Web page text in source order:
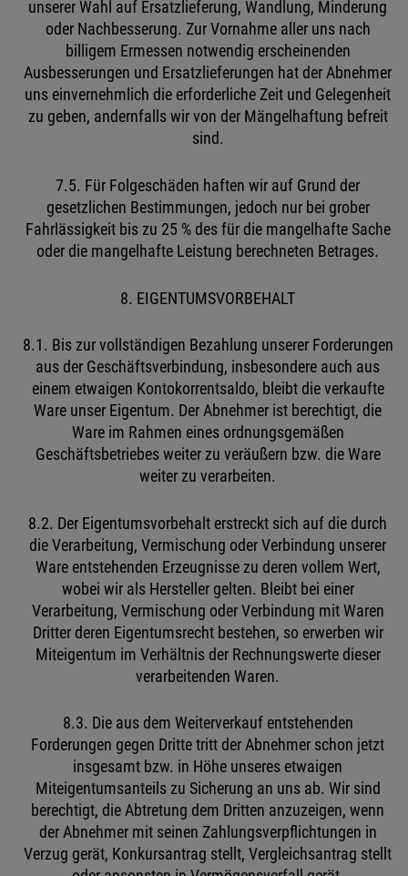
unserer Wahl auf Ersatzlieferung, Wandlung, Minderung
oder Nachbesserung. Zur Vornahme aller uns nach
billigem Ermessen notwendig erscheinenden
Ausbesserungen und Ersatzlieferungen hat der Abnehmer
uns einvernehmlich die erforderliche Zeit und Gelegenheit
zu geben, andernfalls wir von der Mängelhaftung befreit
sind.
7.5. Für Folgeschäden haften wir auf Grund der
gesetzlichen Bestimmungen, jedoch nur bei grober
Fahrlässigkeit bis zu 25 % des für die mangelhafte Sache
oder die mangelhafte Leistung berechneten Betrages.
8. EIGENTUMSVORBEHALT
8.1. Bis zur vollständigen Bezahlung unserer Forderungen
aus der Geschäftsverbindung, insbesondere auch aus
einem etwaigen Kontokorrentsaldo, bleibt die verkaufte
Ware unser Eigentum. Der Abnehmer ist berechtigt, die
Ware im Rahmen eines ordnungsgemäßen
Geschäftsbetriebes weiter zu veräußern bzw. die Ware
weiter zu verarbeiten.
8.2. Der Eigentumsvorbehalt erstreckt sich auf die durch
die Verarbeitung, Vermischung oder Verbindung unserer
Ware entstehenden Erzeugnisse zu deren vollem Wert,
wobei wir als Hersteller gelten. Bleibt bei einer
Verarbeitung, Vermischung oder Verbindung mit Waren
Dritter deren Eigentumsrecht bestehen, so erwerben wir
Miteigentum im Verhältnis der Rechnungswerte dieser
verarbeitenden Waren.
8.3. Die aus dem Weiterverkauf entstehenden
Forderungen gegen Dritte tritt der Abnehmer schon jetzt
insgesamt bzw. in Höhe unseres etwaigen
Miteigentumsanteils zu Sicherung an uns ab. Wir sind
berechtigt, die Abtretung dem Dritten anzuzeigen, wenn
der Abnehmer mit seinen Zahlungsverpflichtungen in
Verzug gerät, Konkursantrag stellt, Vergleichsantrag stellt